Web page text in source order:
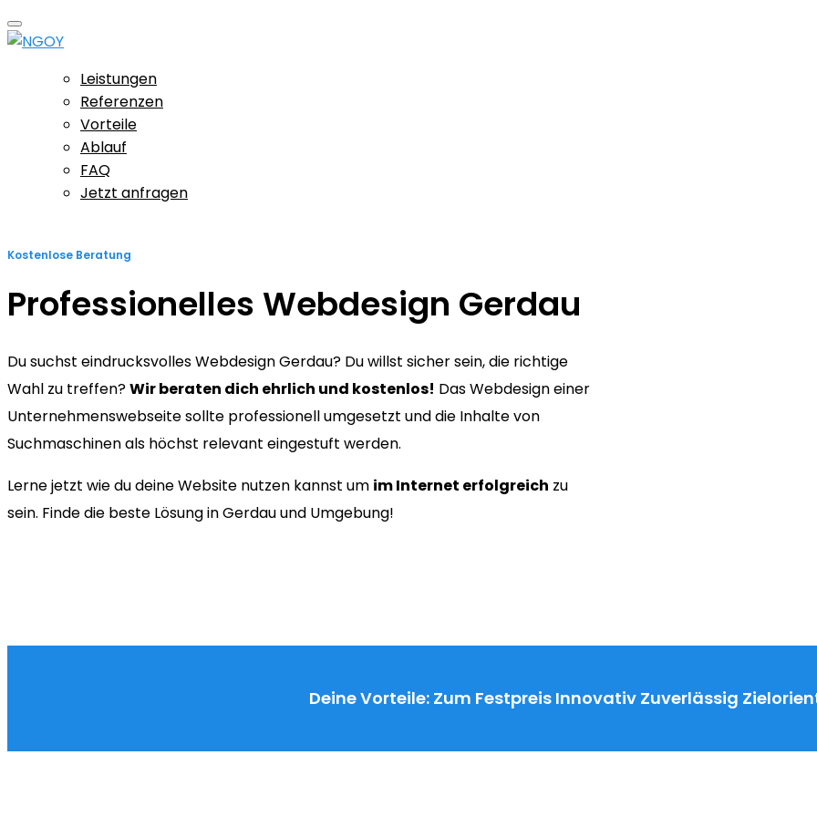
Leistungen
Referenzen
Vorteile
Ablauf
FAQ
Jetzt anfragen
Kostenlose Beratung
Professionelles Webdesign Gerdau
Du suchst eindrucksvolles Webdesign Gerdau? Du willst sicher sein, die richtige
Wahl zu treffen?Wir beraten dich ehrlich und kostenlos! Das Webdesign einer
Unternehmenswebseite sollte professionell umgesetzt und die Inhalte von
Suchmaschinen als höchst relevant eingestuft werden.
Lerne jetzt wie du deine Website nutzen kannst um im Internet erfolgreich zu
sein. Finde die beste Lösung in Gerdau und Umgebung!
Deine Vorteile: Zum Festpreis Innovativ Zuverlässig